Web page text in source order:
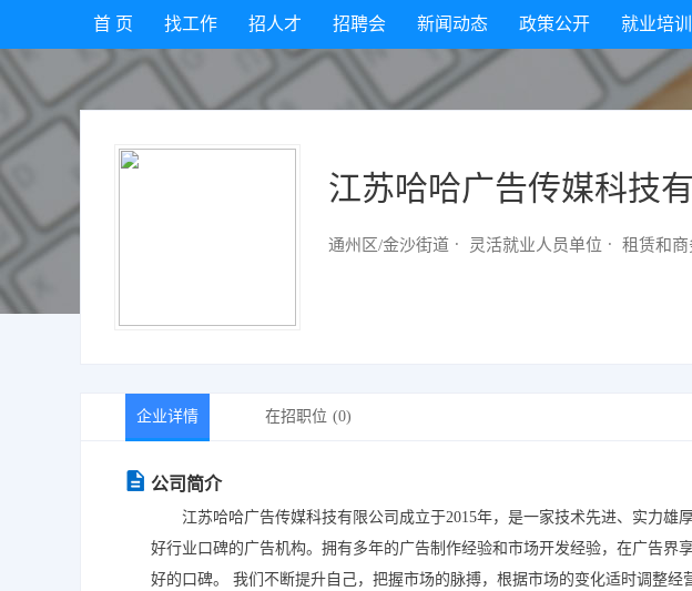
首 页 找工作 招人才 招聘会 新闻动态 政策公开 就业培训
江苏哈哈广告传媒科技
通州区/金沙街道 灵活就业人员单位 租赁和
企业详情 在招职位 (0)
公司简介
江苏哈哈广告传媒科技有限公司成立于2015年，是一家技术先进、实力雄
好行业口碑的广告机构。拥有多年的广告制作经验和市场开发经验，在广告界
好的口碑。 我们不断提升自己，把握市场的脉搏，根据市场的变化适时调整经